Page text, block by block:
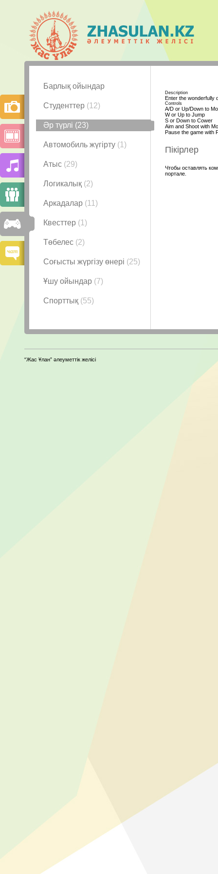
Барлық ойындар
Студенттер (12)
Әр түрлі (23)
Автомобиль жүгірту (1)
Атыс (29)
Логикалық (2)
Аркадалар (11)
Квесттер (1)
Төбелес (2)
Соғысты жүргізу өнері (25)
Ұшу ойындар (7)
Спорттық (55)
Description
Enter the wonderfully
Controls
A/D or Up/Down to
W or Up to Jump
S or Down to Cower
Aim and Shoot with
Pause the game with
Пікірлер
Чтобы оставлять
портале.
“Жас Ұлан” әлеуметтік желісі